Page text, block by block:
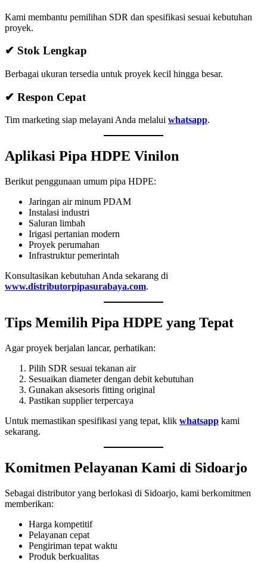
Kami membantu pemilihan SDR dan spesifikasi sesuai kebutuhan
proyek.
✔ Stok Lengkap
Berbagai ukuran tersedia untuk proyek kecil hingga besar.
✔ Respon Cepat
Tim marketing siap melayani Anda melalui whatsapp.
Aplikasi Pipa HDPE Vinilon
Berikut penggunaan umum pipa HDPE:
Jaringan air minum PDAM
Instalasi industri
Saluran limbah
Irigasi pertanian modern
Proyek perumahan
Infrastruktur pemerintah
Konsultasikan kebutuhan Anda sekarang di
www.distributorpipasurabaya.com.
Tips Memilih Pipa HDPE yang Tepat
Agar proyek berjalan lancar, perhatikan:
Pilih SDR sesuai tekanan air
Sesuaikan diameter dengan debit kebutuhan
Gunakan aksesoris fitting original
Pastikan supplier terpercaya
Untuk memastikan spesifikasi yang tepat, klik whatsapp kami
sekarang.
Komitmen Pelayanan Kami di Sidoarjo
Sebagai distributor yang berlokasi di Sidoarjo, kami berkomitmen
memberikan:
Harga kompetitif
Pelayanan cepat
Pengiriman tepat waktu
Produk berkualitas